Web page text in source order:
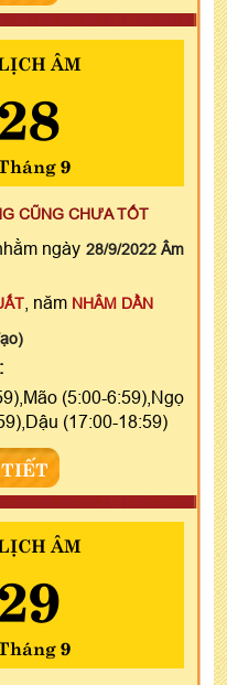
ÂM
9
CŨNG CHƯA TỐT
ngày 28/9/2022 Âm
, năm NHÂM DẦN
(5:00-6:59),Ngọ
(17:00-18:59)
ÂM
9